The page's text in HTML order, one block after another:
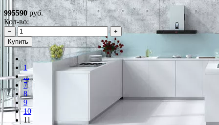
995590руб.
Кол-во:
−
+
Купить
1
...
7
8
9
10
11